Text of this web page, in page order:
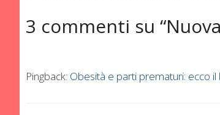
3 commenti su
Pingback: Obesità e parti prematuri: ecco